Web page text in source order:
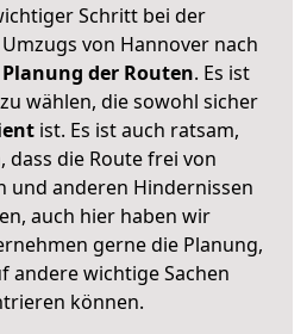
Schritt bei der
von Hannover nach
Planung der Routen. Es ist
wählen, die sowohl sicher
ist. Es ist auch ratsam,
dass die Route frei von
und anderen Hindernissen
auch hier haben wir
gerne die Planung,
andere wichtige Sachen
können.